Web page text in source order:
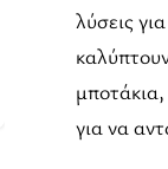
λύσεις
για να